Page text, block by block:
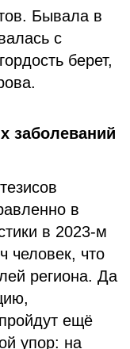
Бывала в
с
берет,
заболеваний
в
в 2023-м
человек, что
региона. Да
ещё
упор: на